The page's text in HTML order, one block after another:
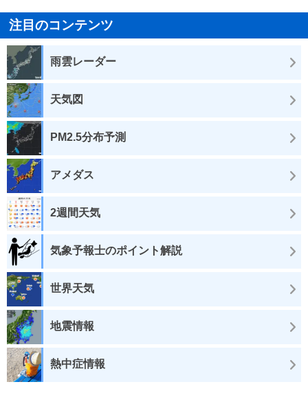
注目のコンテンツ
雨雲レーダー
天気図
PM2.5分布予測
アメダス
2週間天気
気象予報士のポイント解説
世界天気
地震情報
熱中症情報